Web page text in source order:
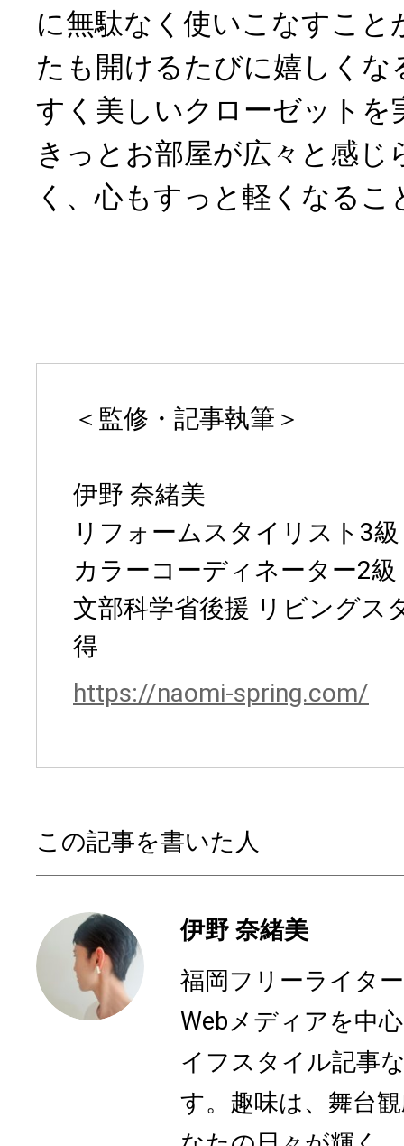
に無駄なく使いこなすこと
たも開けるたびに嬉しくな
すく美しいクローゼットを
きっとお部屋が広々と感じ
く、心もすっと軽くなるこ
＜監修・記事執筆＞
伊野 奈緒美
リフォームスタイリスト3級
カラーコーディネーター2級
文部科学省後援 リビングス
得
https://naomi-spring.com/
この記事を書いた人
伊野 奈緒美
福岡フリーライタ
Webメディアを中
イフスタイル記事
す。趣味は、舞台